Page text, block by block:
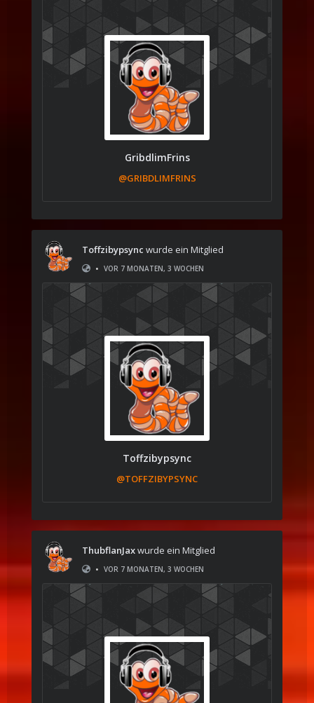
GribdlimFrins
@GRIBDLIMFRINS
Toffzibypsync wurde ein Mitglied
• VOR 7 MONATEN, 3 WOCHEN
Toffzibypsync
@TOFFZIBYPSYNC
ThubflanJaxwurde ein Mitglied
• VOR 7 MONATEN, 3 WOCHEN